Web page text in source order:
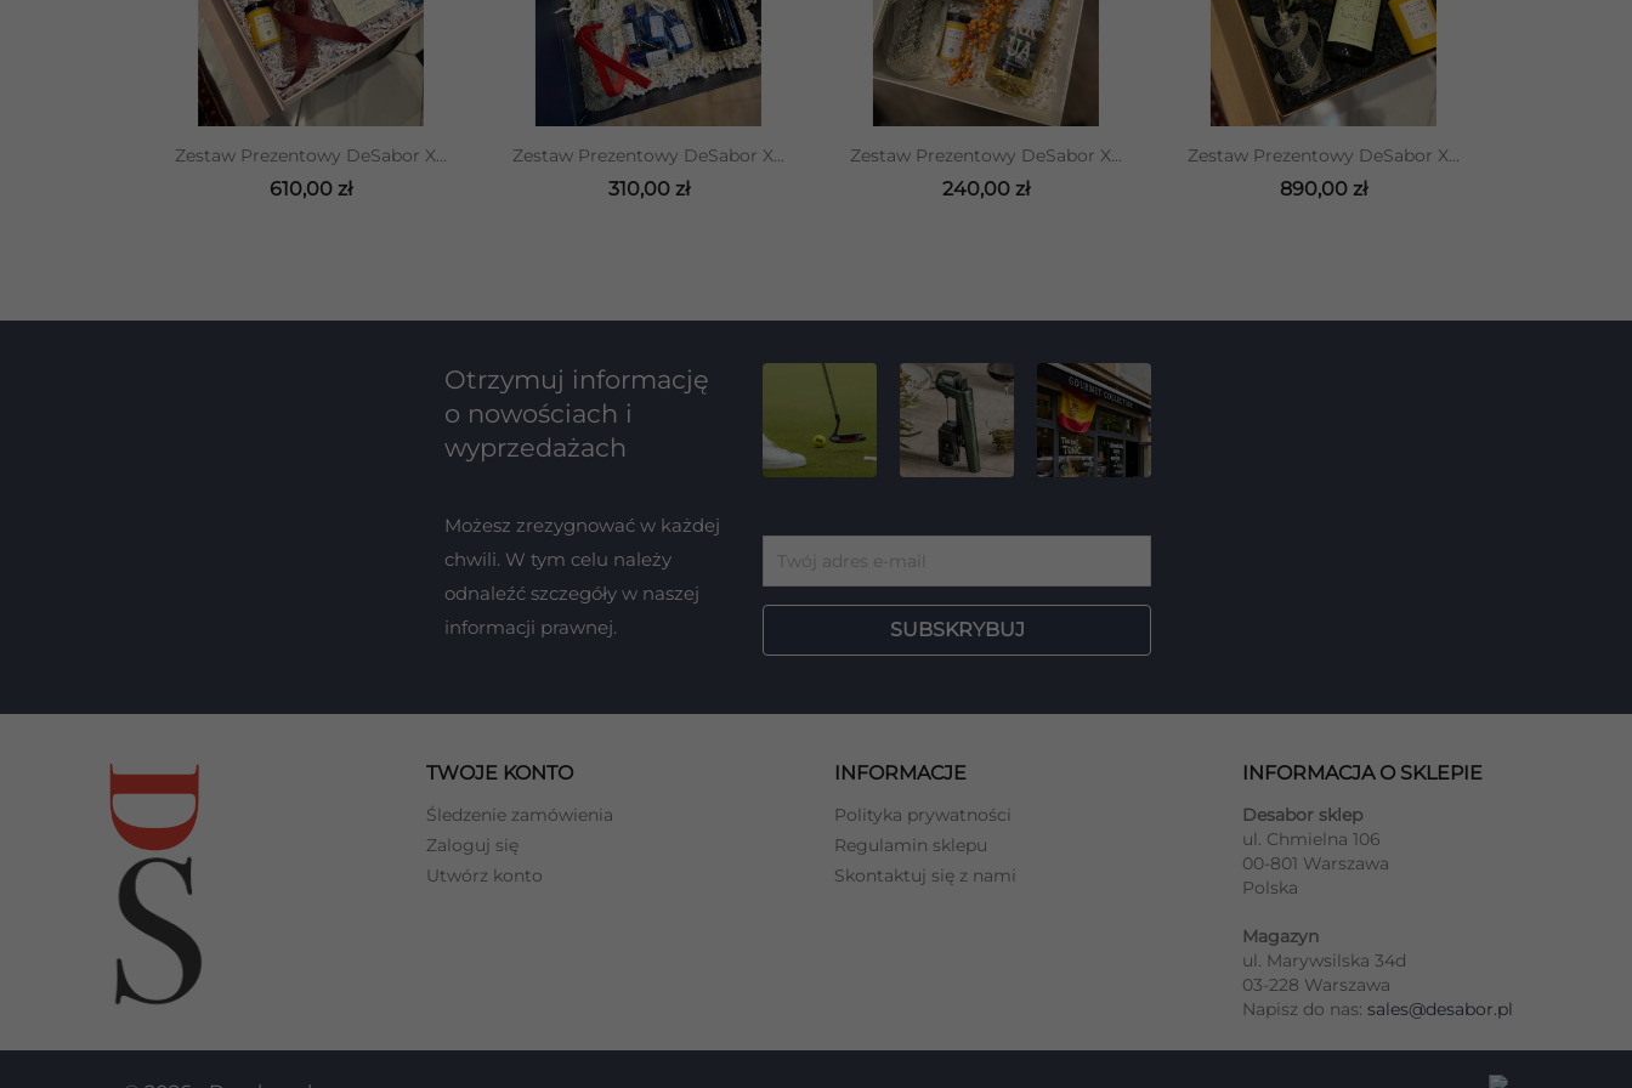
DODAJ DO KOSZYKA
Zestaw Prezentowy DeSabor X...
610,00 zł
DODAJ DO KOSZYKA
Zestaw Prezentowy DeSabor X...
310,00 zł
DODAJ DO KOSZYKA
Zestaw Prezentowy DeSabor X...
240,00 zł
DODAJ DO KOSZYKA
Zestaw Prezentowy DeSabor X...
890,00 zł
Otrzymuj informację
o nowościach i
wyprzedażach
Możesz zrezygnować w każdej
chwili. W tym celu należy
odnaleźć szczegóły w naszej
informacji prawnej.
TWOJE KONTO
Śledzenie zamówienia
Zaloguj się
Utwórz konto
INFORMACJE
Polityka prywatności
Regulamin sklepu
Skontaktuj się z nami
INFORMACJA O SKLEPIE
Desabor sklep
ul. Chmielna 106
00-801 Warszawa
Polska
Magazyn
ul. Marywsilska 34d
03-228 Warszawa
Napisz do nas: sales@desabor.pl